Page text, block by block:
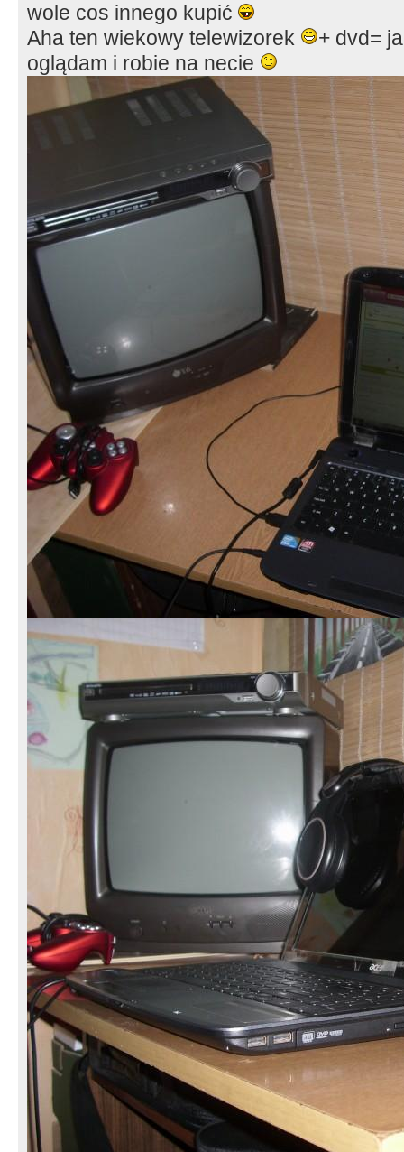
wole cos innego kupić
Aha ten wiekowy telewizorek
+ dvd=
oglądam i robie na necie